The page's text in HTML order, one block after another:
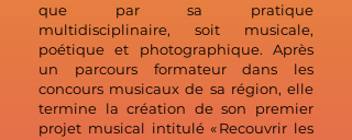
que par sa pratique
multidisciplinaire, soit musicale,
poétique et photographique. Après
un parcours formateur dans les
concours musicaux de sa région, elle
termine la création de son premier
projet musical intitulé « Recouvrir les